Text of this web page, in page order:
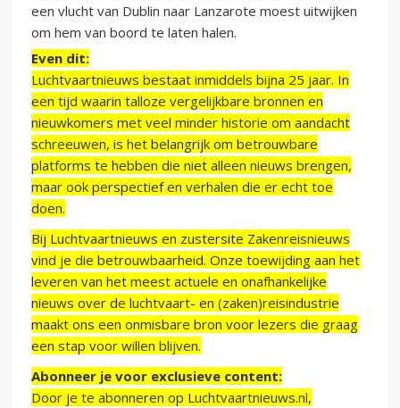
een vlucht van Dublin naar Lanzarote moest uitwijken
om hem van boord te laten halen.
Even dit:
Luchtvaartnieuws bestaat inmiddels bijna 25 jaar. In
een tijd waarin talloze vergelijkbare bronnen en
nieuwkomers met veel minder historie om aandacht
schreeuwen, is het belangrijk om betrouwbare
platforms te hebben die niet alleen nieuws brengen,
maar ook perspectief en verhalen die er echt toe
doen.
Bij Luchtvaartnieuws en zustersite Zakenreisnieuws
vind je die betrouwbaarheid. Onze toewijding aan het
leveren van het meest actuele en onafhankelijke
nieuws over de luchtvaart- en (zaken)reisindustrie
maakt ons een onmisbare bron voor lezers die graag
een stap voor willen blijven.
Abonneer je voor exclusieve content:
Door je te abonneren op Luchtvaartnieuws.nl,